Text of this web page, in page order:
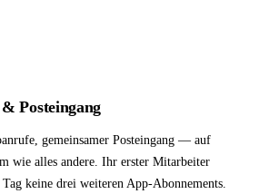
Posteingang
gemeinsamer Posteingang — auf
wie alles andere. Ihr erster Mitarbeiter
keine drei weiteren App-Abonnements.